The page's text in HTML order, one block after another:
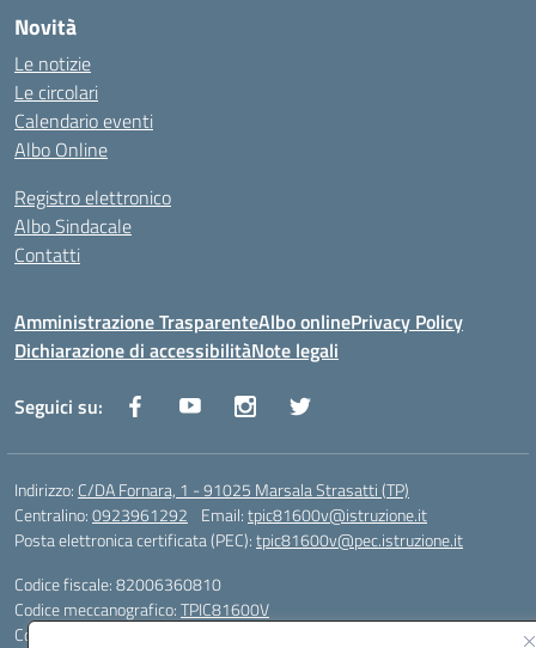
Novità
Le notizie
Le circolari
Calendario eventi
Albo Online
Registro elettronico
Albo Sindacale
Contatti
Amministrazione TrasparenteAlbo onlinePrivacy Policy
Dichiarazione di accessibilitàNote legali
Seguici su:
Indirizzo: C/DA Fornara, 1 - 91025 Marsala Strasatti (TP)
Centralino:0923961292 Email:tpic81600v@istruzione.it
Posta elettronica certificata (PEC):tpic81600v@pec.istruzione.it
Codice fiscale: 82006360810
Codice meccanografico:TPIC81600V
Codice Indice delle Pubbliche Amministrazioni (IPA): istsc_tpic81600v